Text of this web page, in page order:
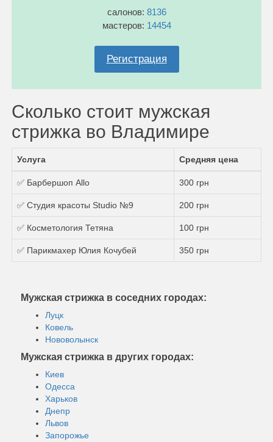
салонов: 8136
мастеров: 14454
Регистрация
Сколько стоит мужская
стрижка во Владимире
Услуга Средняя цена
✅ Барбершоп Аllo 300 грн
✅ Студия красоты Studio №9 200 грн
✅ Косметология Тетяна 100 грн
✅ Парикмахер Юлия Кочубей 350 грн
Мужская стрижка в соседних городах:
Луцк
Ковель
Нововолынск
Мужская стрижка в других городах:
Киев
Одесса
Харьков
Днепр
Львов
Запорожье